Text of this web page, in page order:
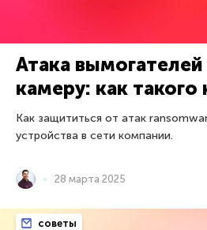
Атака вымогателей
камеру: как такого
Как защититься от атак
устройства в сети компании.
28 марта 2025
советы